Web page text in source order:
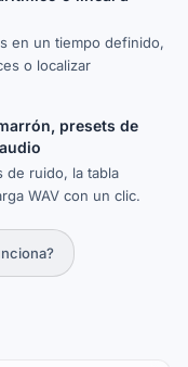
en un tiempo definido,
o localizar
presets de
de ruido, la tabla
WAV con un clic.